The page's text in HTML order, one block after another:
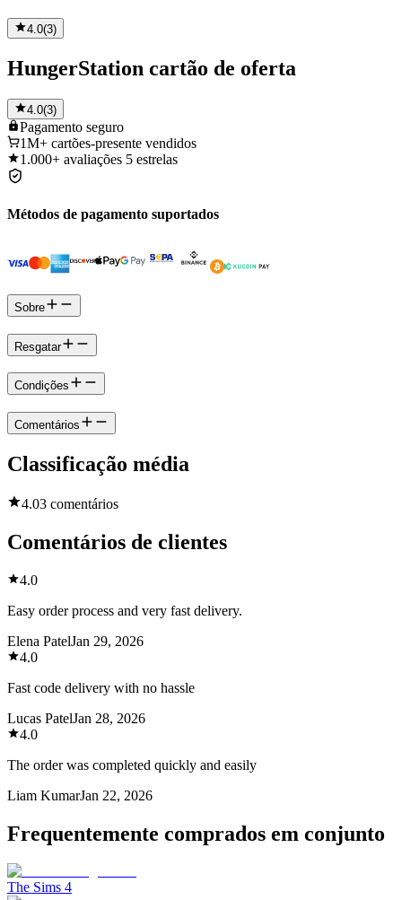
4.0(3)
HungerStation cartão de oferta
4.0(3)
Pagamento seguro
1M+ cartões-presente vendidos
1.000+ avaliações 5 estrelas
Métodos de pagamento suportados
Sobre
Resgatar
Condições
Comentários
Classificação média
4.03 comentários
Comentários de clientes
4.0
Easy order process and very fast delivery.
Elena PatelJan 29, 2026
4.0
Fast code delivery with no hassle
Lucas PatelJan 28, 2026
4.0
The order was completed quickly and easily
Liam KumarJan 22, 2026
Frequentemente comprados em conjunto
The Sims 4